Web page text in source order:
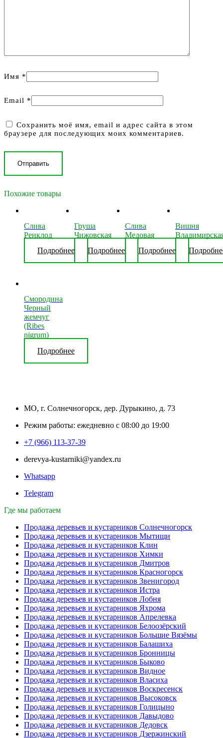
Имя *
Email *
Сохранить моё имя, email и адрес сайта в этом
браузере для последующих моих комментариев.
Похожие товары
Слива
Ренклод
Подробнее
Груша
Чижовская
Подробнее
Слива
Медовая
Подробнее
Вишня
Смородина
Черный
жемчуг
(Ribes
nigrum)
Подробнее
МО, г. Солнечногорск, дер. Дурыкино, д. 73
Режим работы: ежедневно с 08:00 до 19:00
+7 (966) 113-37-39
derevya-kustarniki@yandex.ru
Whatsapp
Telegram
Где мы работаем
Продажа деревьев и кустарников Солнечногорск
Продажа деревьев и кустарников Мытищи
Продажа деревьев и кустарников Клин
Продажа деревьев и кустарников Химки
Продажа деревьев и кустарников Дмитров
Продажа деревьев и кустарников Красногорск
Продажа деревьев и кустарников Звенигород
Продажа деревьев и кустарников Истра
Продажа деревьев и кустарников Лобня
Продажа деревьев и кустарников Яхрома
Продажа деревьев и кустарников Апрелевка
Продажа деревьев и кустарников Белоозёрский
Продажа деревьев и кустарников Большие Вязёмы
Продажа деревьев и кустарников Балашиха
Продажа деревьев и кустарников Бронницы
Продажа деревьев и кустарников Быково
Продажа деревьев и кустарников Видное
Продажа деревьев и кустарников Власиха
Продажа деревьев и кустарников Воскресенск
Продажа деревьев и кустарников Высоковск
Продажа деревьев и кустарников Голицыно
Продажа деревьев и кустарников Давыдово
Продажа деревьев и кустарников Дедовск
Продажа деревьев и кустарников Дзержинский